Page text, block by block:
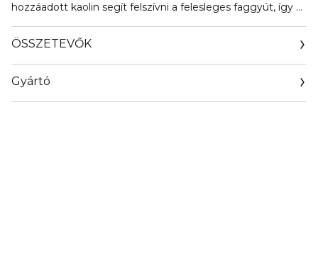
hozzáadott kaolin segít felszívni a felesleges faggyút, így a
ÖSSZETEVŐK
Gyártó